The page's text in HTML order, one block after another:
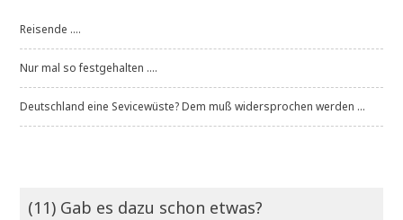
Reisende ....
Nur mal so festgehalten ....
Deutschland eine Sevicewüste? Dem muß widersprochen werden ...
(11) Gab es dazu schon etwas?